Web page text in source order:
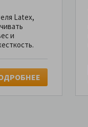
Latex,
и